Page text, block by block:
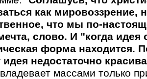
как мировоззрение,
что мы по-
слово. И "когда
форма находится.
идея недостаточно
массами только